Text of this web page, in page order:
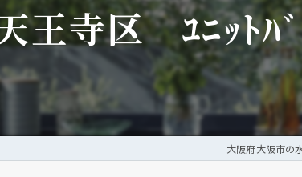
王寺区 ﾕﾆｯﾄ
大阪府大阪市の